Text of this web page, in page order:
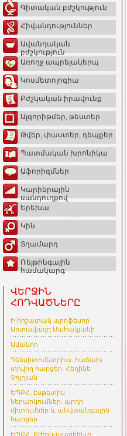
Գիտական բժշկություն
Հիվանդություններ
Ավանդական
բժշկություն
Առողջ ապրելակերպ
Կոսմետոլոգիա
Բժշկական իրավունք
Ալգորիթմեր, թեստեր
Թվեր, փաստեր, դեպքեր
Պատմական խրոնիկա
Աֆորիզմներ
Կարիերային
սանդուղքով
Երեխա
Կին
Տղամարդ
Ռեյթինգային
համակարգ
ՎԵՐՋԻՆ
ՀՈԴՎԱԾՆԵՐԸ
Ի հիշատակ պրոֆեսոր
Արտավազդ Սահակյանի
Ամանոր
Դենսիտոմետրիա. հաճախ
տրվող հարցեր. Հեղինե
Չոլոյան
ԵՊԲՀ. Էսթետիկ
ներարկումներ. արդի
միտումներ և անվտանգային
հարցեր
ԵՊԲՀ. Բժիշկ-պացիենտ